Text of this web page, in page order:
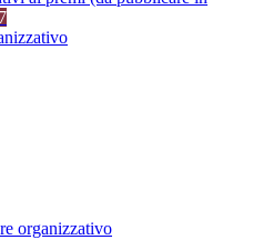
7
organizzativo